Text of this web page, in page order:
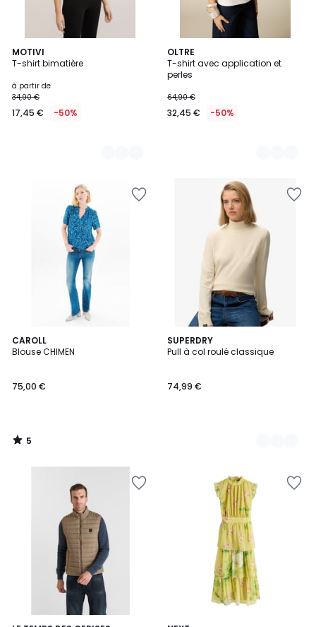
MOTIVI
T-shirt bimatière
à partir de
34,90 €
17,45 € -50%
9
Couleurs
OLTRE
T-shirt avec application et
perles
64,90 €
32,45 € -50%
3
Couleurs
CAROLL
Blouse CHIMEN
75,00 €
5
/
5
/
SUPERDRY
Pull à col roulé classique
74,99 €
3
Couleurs